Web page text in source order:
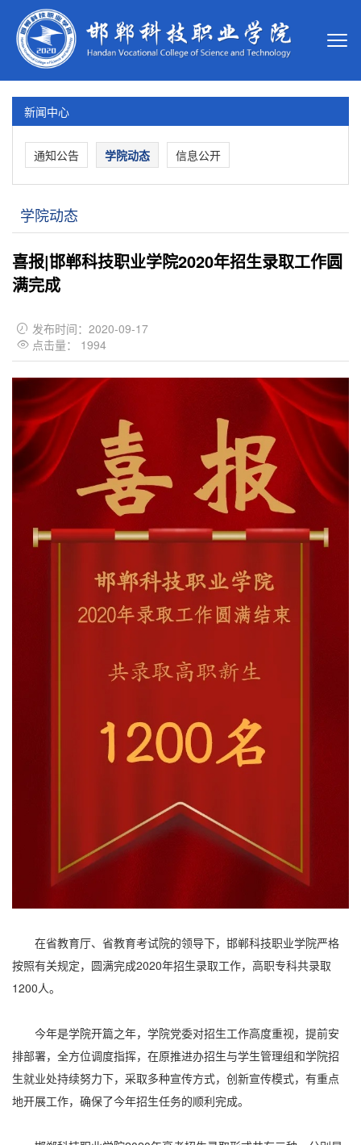
新闻中心
通知公告 学院动态 信息公开
学院动态
喜报|邯郸科技职业学院2020年招生录取工作圆
满完成
 发布时间：2020-09-17
 点击量： 1994
在省教育厅、省教育考试院的领导下，邯郸科技职业学院严格
按照有关规定，圆满完成2020年招生录取工作，高职专科共录取
1200人。
今年是学院开篇之年，学院党委对招生工作高度重视，提前安
排部署，全方位调度指挥，在原推进办招生与学生管理组和学院招
生就业处持续努力下，采取多种宣传方式，创新宣传模式，有重点
地开展工作，确保了今年招生任务的顺利完成。